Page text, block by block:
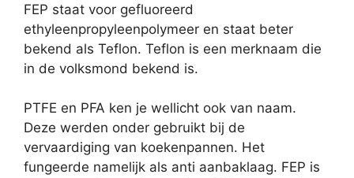
FEP staat voor gefluoreerd
ethyleenpropyleenpolymeer en staat beter
bekend als Teflon. Teflon is een merknaam die
in de volksmond bekend is.
PTFE en PFA ken je wellicht ook van naam.
Deze werden onder gebruikt bij de
vervaardiging van koekenpannen. Het
fungeerde namelijk als anti aanbaklaag. FEP is